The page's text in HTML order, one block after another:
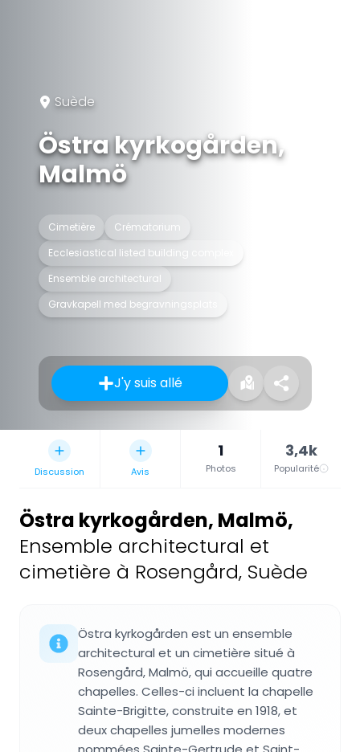
Suède
Östra kyrkogården,
Malmö
Cimetière
Crématorium
Ecclesiastical listed building complex
Ensemble architectural
Gravkapell med begravningsplats
J'y suis allé
Discussion Avis
1
Photos
3,4k
Popularité
Östra kyrkogården, Malmö,
Ensemble architectural et
cimetière à Rosengård, Suède
Östra kyrkogården est un ensemble
architectural et un cimetière situé à
Rosengård, Malmö, qui accueille quatre
chapelles. Celles-ci incluent la chapelle
Sainte-Brigitte, construite en 1918, et
deux chapelles jumelles modernes